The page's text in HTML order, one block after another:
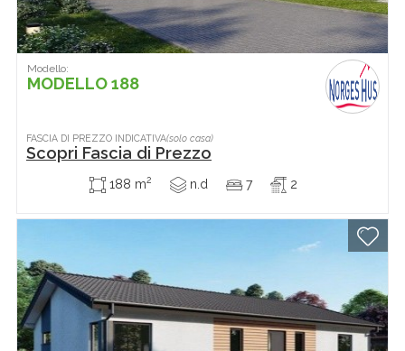
Modello:
MODELLO 188
FASCIA DI PREZZO INDICATIVA(solo casa)
Scopri Fascia di Prezzo
188 m2 n.d 7 2